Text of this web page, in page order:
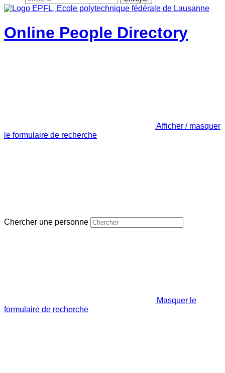
Online People Directory
Afficher / masquer
le formulaire de recherche
Chercher une personne
Masquer le
formulaire de recherche